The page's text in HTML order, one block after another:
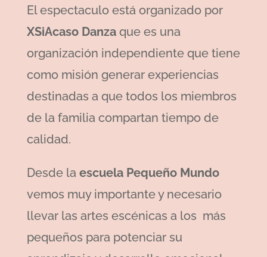
El espectaculo está organizado por
XSiAcaso Danzaque es una
organización independiente que tiene
como misión generar experiencias
destinadas a que todos los miembros
de la familia compartan tiempo de
calidad.
Desde laescuela Pequeño Mundo
vemos muy importante y necesario
llevar las artes escénicas a los más
pequeños para potenciar su